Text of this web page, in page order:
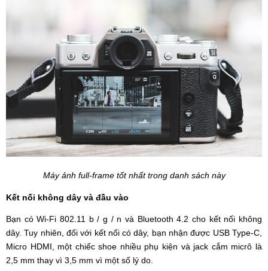
Máy ảnh full-frame tốt nhất trong danh sách này
Kết nối không dây và đầu vào
Bạn có Wi-Fi 802.11 b / g / n và Bluetooth 4.2 cho kết nối không
dây. Tuy nhiên, đối với kết nối có dây, bạn nhận được USB Type-C,
Micro HDMI, một chiếc shoe nhiều phụ kiện và jack cắm micrô là
2,5 mm thay vì 3,5 mm vì một số lý do.